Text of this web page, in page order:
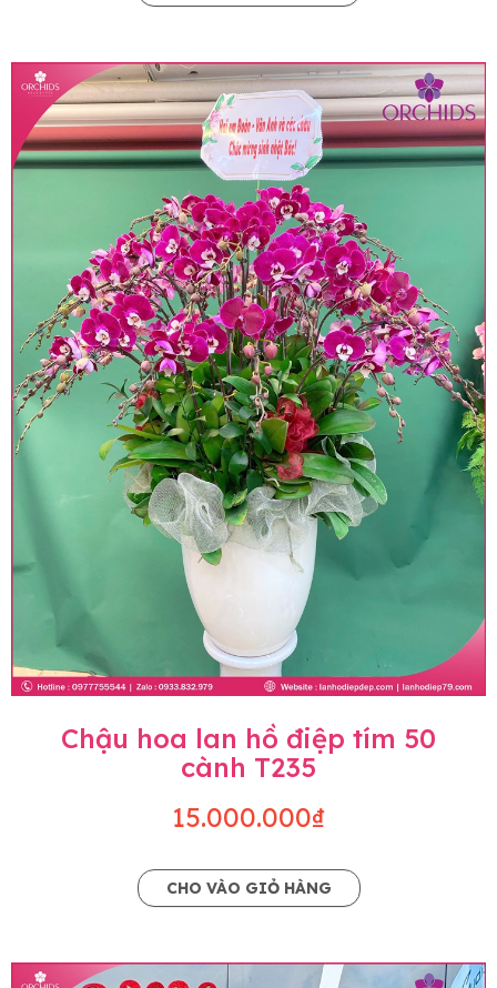
Chậu hoa lan hồ điệp tím 50
cành T235
15.000.000₫
CHO VÀO GIỎ HÀNG